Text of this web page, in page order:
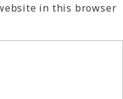
in this browser